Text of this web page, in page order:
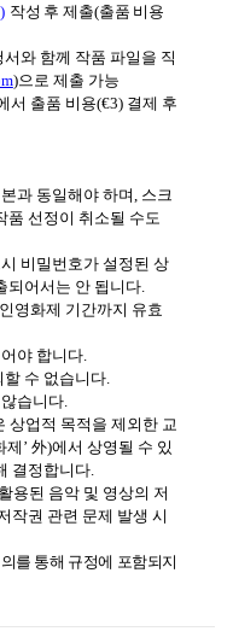
) 작성 후 제출(출품 비용
서와 함께 작품 파일을 직
)으로 제출 가능
서 출품 비용(€3) 결제 후
과 동일해야 하며 스크
품 선정이 취소될 수도
비밀번호가 설정된 상
되어서는 안 됩니다.
영화제 기간까지 유효
야 합니다.
할 수 없습니다.
습니다.
상업적 목적을 제외한 교
제 ’ 外)에서 상영될 수 있
결정합니다.
용된 음악 및 영상의 저
작권 관련 문제 발생 시
를 통해 규정에 포함되지